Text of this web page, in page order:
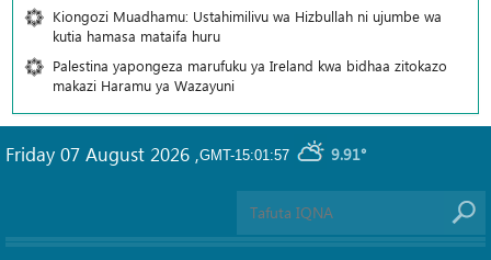
Kiongozi Muadhamu: Ustahimilivu wa Hizbullah ni ujumbe wa
kutia hamasa mataifa huru
Palestina yapongeza marufuku ya Ireland kwa bidhaa zitokazo
makazi Haramu ya Wazayuni
GMT-15:01:57 9.91°
Friday 07 August 2026 ,